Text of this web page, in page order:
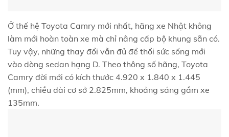
Ở thế hệ Toyota Camry mới nhất, hãng xe Nhật không
làm mới hoàn toàn xe mà chỉ nâng cấp bộ khung sẵn có.
Tuy vậy, những thay đổi vẫn đủ để thổi sức sống mới
vào dòng sedan hạng D. Theo thông số hãng, Toyota
Camry đời mới có kích thước 4.920 x 1.840 x 1.445
(mm), chiều dài cơ sở 2.825mm, khoảng sáng gầm xe
135mm.